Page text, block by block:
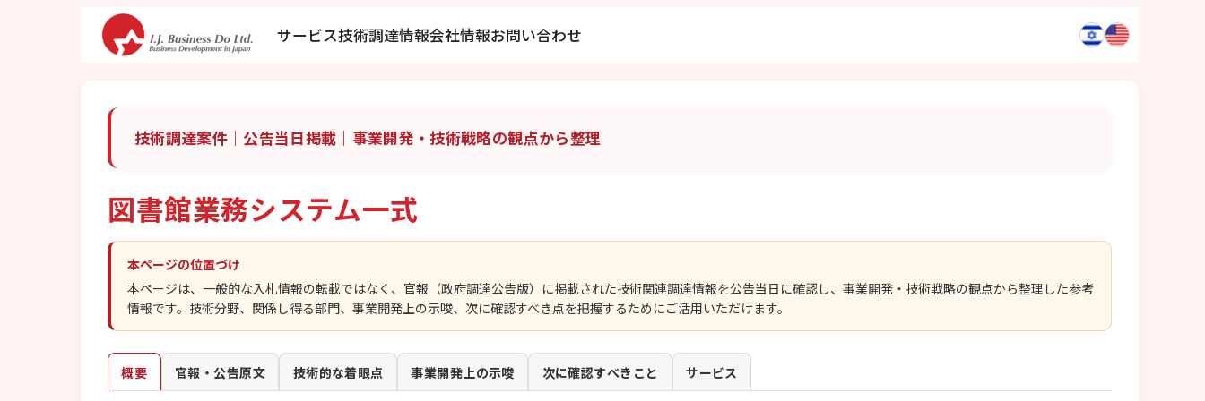
サービス技術調達情報会社情報お問い合わせ
技術調達案件｜公告当日掲載｜事業開発・技術戦略の観点から整理
図書館業務システム一式
本ページの位置づけ
本ページは、一般的な入札情報の転載ではなく、官報（政府調達公告版）に掲載された技術関連調達情報を公告当日に確認し、事業開発・技術戦略の観点から整理した参考
情報です。技術分野、関係し得る部門、事業開発上の示唆、次に確認すべき点を把握するためにご活用いただけます。
概要 官報・公告原文 技術的な着眼点 事業開発上の示唆 次に確認すべきこと サービス